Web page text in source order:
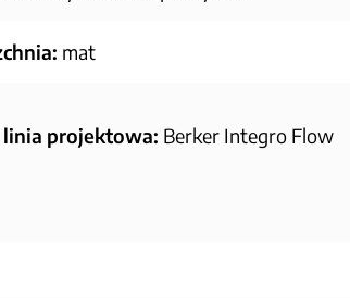
mat
linia projektowa: Berker Integro Flow